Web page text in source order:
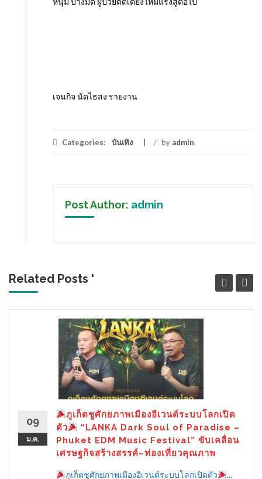
เจนกิจ นัดไธสง รายงาน
Categories: บันเทิง / by admin
Post Author: admin
Related Posts '
09
ม.ค.
ภูเก็ตชูศักยภาพเมืองอีเวนต์ระบบโลกเปิด
ตัว
“LANKA Dark Soul of Paradise –
Phuket EDM Music Festival” ขับเคลื่อน
เศรษฐกิจสร้างสรรค์–ท่องเที่ยวคุณภาพ
ภูเก็ตชูศักยภาพเมืองอีเวนต์ระบบโลกเปิดตัว ...